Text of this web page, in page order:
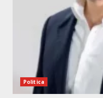
Politica